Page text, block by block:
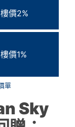
樓價2%
樓價1%
單
Sky